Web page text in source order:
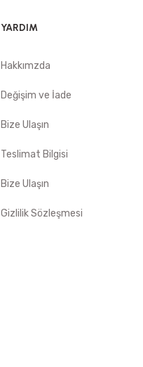
YARDIM
Hakkımzda
Değişim ve İade
Bize Ulaşın
Teslimat Bilgisi
Bize Ulaşın
Gizlilik Sözleşmesi